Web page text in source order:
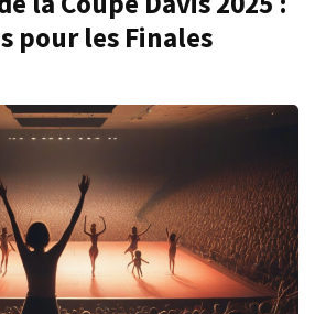
pour les Finales